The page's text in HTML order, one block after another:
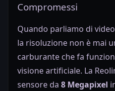
Compromessi
Quando parliamo di
la risoluzione non è mai
carburante che fa
visione artificiale. La
sensore da 8 Megapixel